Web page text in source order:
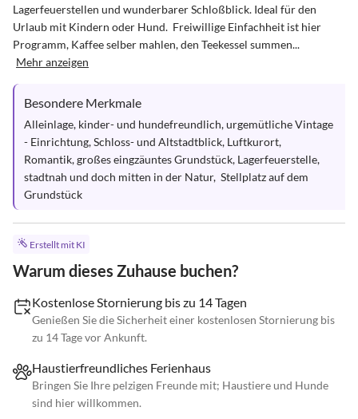
Lagerfeuerstellen und wunderbarer Schloßblick. Ideal für den
Urlaub mit Kindern oder Hund.  Freiwillige Einfachheit ist hier
Programm, Kaffee selber mahlen, den Teekessel summen...
Mehr anzeigen
Besondere Merkmale
Alleinlage, kinder- und hundefreundlich, urgemütliche Vintage
- Einrichtung, Schloss- und Altstadtblick, Luftkurort,
Romantik, großes eingzäuntes Grundstück, Lagerfeuerstelle,
stadtnah und doch mitten in der Natur,  Stellplatz auf dem
Grundstück
Erstellt mit KI
Warum dieses Zuhause buchen?
Kostenlose Stornierung bis zu 14 Tagen
Genießen Sie die Sicherheit einer kostenlosen Stornierung bis
zu 14 Tage vor Ankunft.
Haustierfreundliches Ferienhaus
Bringen Sie Ihre pelzigen Freunde mit; Haustiere und Hunde
sind hier willkommen.